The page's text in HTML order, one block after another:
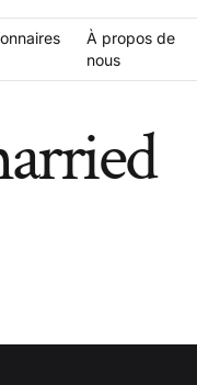
À propos de
nous